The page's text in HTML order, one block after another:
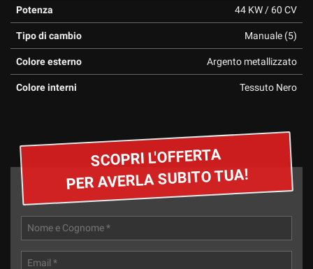
Potenza 44 KW / 60 CV
Tipo di cambio Manuale (5)
Colore esterno Argento metallizzato
Colore interni Tessuto Nero
SCOPRI L'OFFERTA
PER AVERLA SUBITO TUA!
tracciamento
si
rimanda
cookie
policy.
Puoi
le
tue
scelte
in
qualsiasi